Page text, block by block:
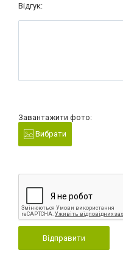
Відгук:
Завантажити фото:
Вибрати
Відправити